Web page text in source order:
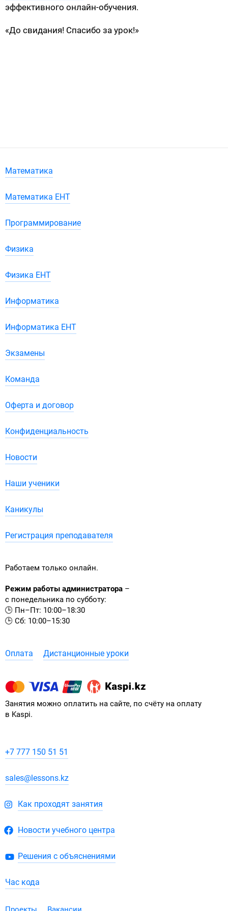
эффективного онлайн-обучения.
«До свидания! Спасибо за урок!»
Математика
Математика ЕНТ
Программирование
Физика
Физика ЕНТ
Информатика
Информатика ЕНТ
Экзамены
Команда
Оферта и договор
Конфиденциальность
Новости
Наши ученики
Каникулы
Регистрация преподавателя
Работаем только онлайн.
Режим работы администратора –
с понедельника по субботу:
🕒 Пн–Пт: 10:00–18:30
🕒 Сб: 10:00–15:30
Оплата Дистанционные уроки
Занятия можно оплатить на сайте, по счёту на оплату
в Kaspi.
+7 777 150 51 51
sales@lessons.kz
Как проходят занятия
Новости учебного центра
Решения с объяснениями
Час кода